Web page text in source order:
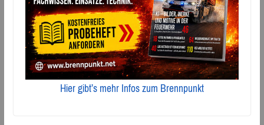
Hier gibt’s mehr Infos zum Brennpunkt